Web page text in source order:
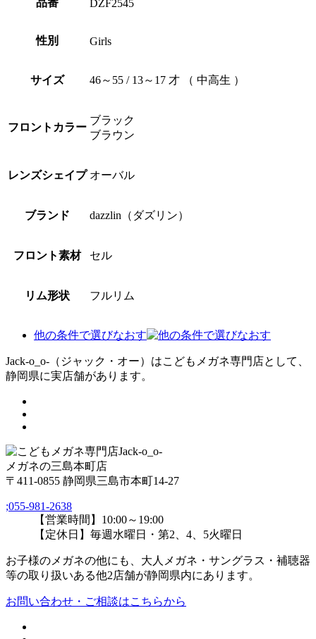
品番 DZF2545
性別 Girls
サイズ 46～55 / 13～17 才 （ 中高生 ）
フロントカラー
ブラック
ブラウン
レンズシェイプ オーバル
ブランド dazzlin（ダズリン）
フロント素材 セル
リム形状 フルリム
他の条件で選びなおす
Jack-o_o-（ジャック・オー）はこどもメガネ専門店として、
静岡県に実店舗があります。
メガネの三島本町店
〒411-0855 静岡県三島市本町14-27
;055-981-2638
【営業時間】10:00～19:00
【定休日】毎週水曜日・第2、4、5火曜日
お子様のメガネの他にも、大人メガネ・サングラス・補聴器
等の取り扱いある他2店舗が静岡県内にあります。
お問い合わせ・ご相談はこちらから